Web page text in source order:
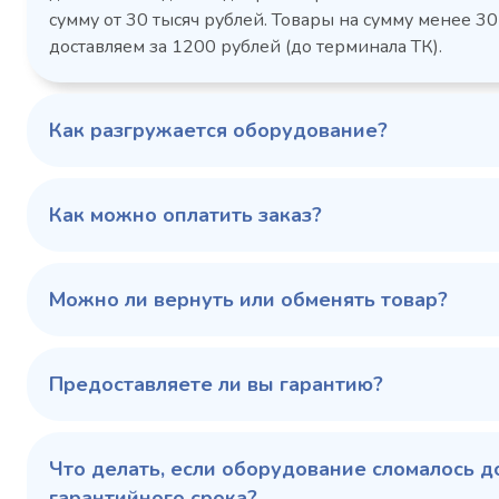
сутки, кВт/ч, не
размеры (Д х Ш х В),
режим, °C
100 343 ₽ ✓ В наличии
размеры
мм
Серия
102
сумму от 30 тысяч рублей. Товары на сумму менее
доставляем за 1200 рублей (до терминала ТК).
Как разгружается оборудование?
Как можно оплатить заказ?
Можно ли вернуть или обменять товар?
Предоставляете ли вы гарантию?
Что делать, если оборудование сломалось